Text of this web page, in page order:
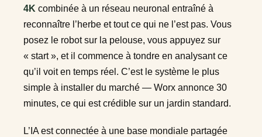
4K combinée à un réseau neuronal entraîné à
reconnaître l’herbe et tout ce qui ne l’est pas. Vous
posez le robot sur la pelouse, vous appuyez sur
« start », et il commence à tondre en analysant ce
qu’il voit en temps réel. C’est le système le plus
simple à installer du marché — Worx annonce 30
minutes, ce qui est crédible sur un jardin standard.
L’IA est connectée à une base mondiale partagée